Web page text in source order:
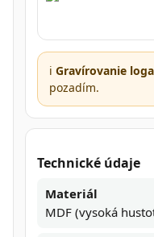
ℹ️ Gravírovanie
pozadím.
Technické údaje
Materiál
MDF (vysoká